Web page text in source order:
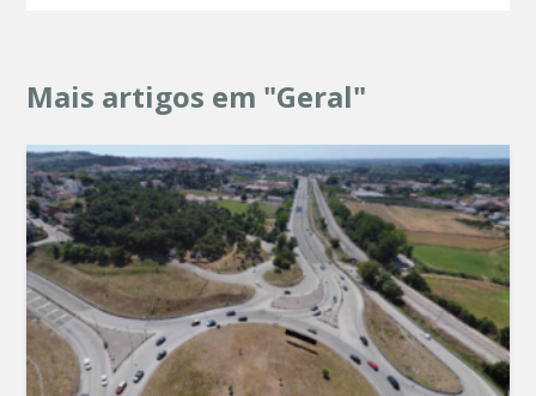
Mais artigos em "Geral"